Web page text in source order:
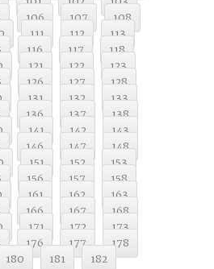
106 107
108
111 112
113
116 117
118
121 122
123
126 127
128
131 132
133
136 137
138
141 142
143
146 147
148
151 152
153
156 157
158
161 162
163
166 167
168
171 172
173
176 177
178
180 181 182